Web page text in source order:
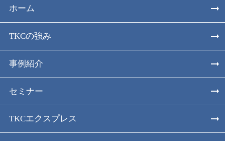
ホーム
TKCの強み
事例紹介
セミナー
TKCエクスプレス